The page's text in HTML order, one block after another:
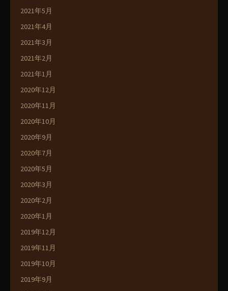
2021年5月
2021年4月
2021年3月
2021年2月
2021年1月
2020年12月
2020年11月
2020年10月
2020年9月
2020年7月
2020年5月
2020年3月
2020年2月
2020年1月
2019年12月
2019年11月
2019年10月
2019年9月